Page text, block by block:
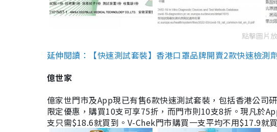
點擊圖片
延伸閱讀：【快速測試套裝】香港口罩品牌開賣2款快速檢
億世家
億家世門市及App現已有售6款快速測試套裝，包括香港公
限定優惠，購買10支可享75折，而門市則10支8折。現凡於
支只需$18.6就買到。V-Chek門市購買一支平均不用$17.9就